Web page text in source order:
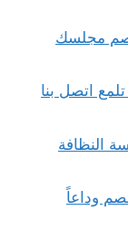
بالرياض بـ30%خصم مجلسك
نظافة تلمع اتصل بنا
بالرياض بـ30% لمسة النظافة
بالرياض بـ35%خصم وداعاً